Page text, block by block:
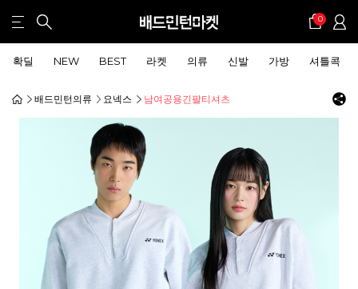
0
확딜 NEW BEST 라켓 의류 신발 가방 셔틀콕
배드민턴의류 요넥스 남여공용긴팔티셔츠